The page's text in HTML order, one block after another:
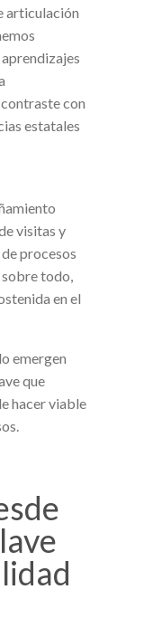
articulación
con
estatales
visitas y
procesos
sobre todo,
en el
emergen
que
hacer viable